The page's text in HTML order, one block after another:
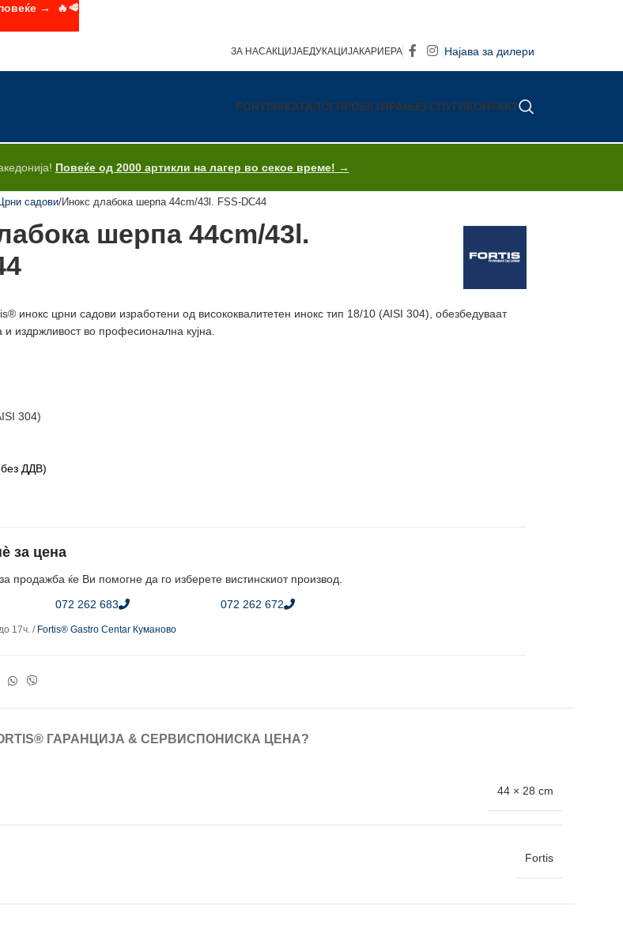
ЗА НАСАКЦИЈАЕДУКАЦИЈАКАРИЕРА Најава за дилери
FORTIS®КАТАЛОГПРОЕКТИРАЊЕУСЛУГИКОНТАКТ
Повеќе од 2000 артикли на лагер во секое време! →
садови Инокс длабока шерпа 44cm/43l. FSS-DC44
шерпа 44cm/43l.
инокс црни садови изработени од висококвалитетен инокс тип 18/10 (AISI 304), обезбедуваат
издржливост во професионална кујна.
304)
ДДВ)
за цена
продажба ќе Ви помогне да го изберете вистинскиот производ.
072 262 683 072 262 672
17ч. / Fortis® Gastro Centar Куманово
ГАРАНЦИЈА & СЕРВИС ПОНИСКА ЦЕНА?
44 × 28 cm
Fortis
→ 🔥🥩